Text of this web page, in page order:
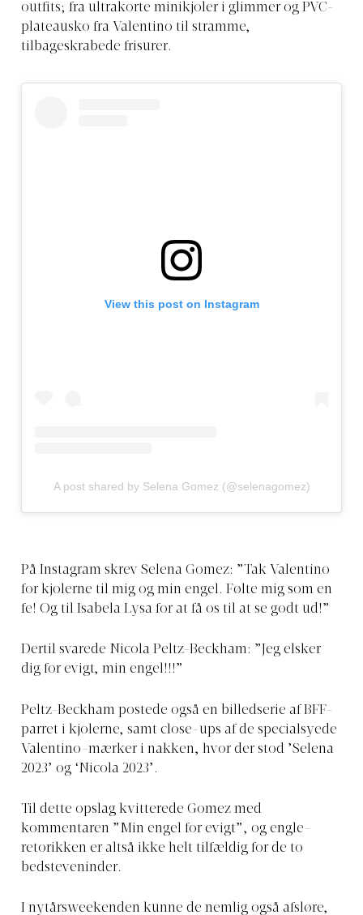
outfits; fra ultrakorte minikjoler i glimmer og PVC-
plateausko fra Valentino til stramme,
tilbageskrabede frisurer.
View this post on Instagram
A post shared by Selena Gomez (@selenagomez)
På Instagram skrev Selena Gomez: ”Tak Valentino
for kjolerne til mig og min engel. Følte mig som en
fe! Og til Isabela Lysa for at få os til at se godt ud!”
Dertil svarede Nicola Peltz-Beckham: ”Jeg elsker
dig for evigt, min engel!!!”
Peltz-Beckham postede også en billedserie af BFF-
parret i kjolerne, samt close-ups af de specialsyede
Valentino-mærker i nakken, hvor der stod ’Selena
2023’ og ‘Nicola 2023’.
Til dette opslag kvitterede Gomez med
kommentaren ”Min engel for evigt”, og engle-
retorikken er altså ikke helt tilfældig for de to
bedsteveninder.
I nytårsweekenden kunne de nemlig også afsløre,